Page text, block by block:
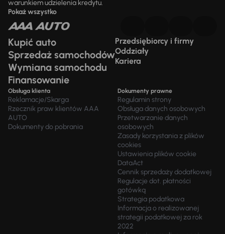
warunkiem udzielenia kredytu.
Pokaż wszystko
Kupić auto
Sprzedaż samochodów
Wymiana samochodu
Finansowanie
Przedsiębiorcy i firmy
Oddziały
Kariera
Obsługa klienta
Reklamacje/Skarga
Rzecznik praw klientów AAA
AUTO
Dokumenty do pobrania
Dokumenty prawne
Regulamin strony
Obsługa danych osobowych
Przetwarzanie danych
osobowych
Zasady korzystania z plików
cookies
Ustawienia plików cookie
DataAct
Cennik sprzedaży dodatkowej
Regulacje dot. płatności
gotówką
Strategia podatkowa
Informacja o realizowanej
strategii podatkowej za rok
2022